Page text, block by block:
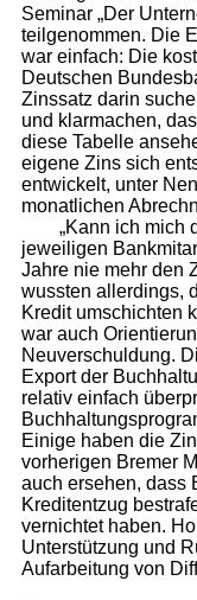
Seminar „Der
teilgenommen. Die
war einfach: Die
Deutschen
Zinssatz darin
und klarmachen,
diese Tabelle
eigene Zins sich
entwickelt, unter
monatlichen
„Kann ich mich
jeweiligen
Jahre nie mehr den
wussten allerdings,
Kredit umschichten
war auch
Neuverschuldung.
Export der
relativ einfach
Einige haben die
vorherigen Bremer
auch ersehen, dass
Kreditentzug
vernichtet haben.
Unterstützung und
Aufarbeitung von